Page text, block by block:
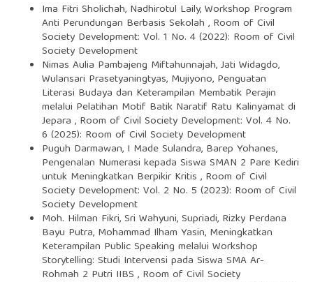
Ima Fitri Sholichah, Nadhirotul Laily,Workshop Program
Anti Perundungan Berbasis Sekolah , Room of Civil
Society Development: Vol. 1 No. 4 (2022): Room of Civil
Society Development
Nimas Aulia Pambajeng Miftahunnajah, Jati Widagdo,
Wulansari Prasetyaningtyas, Mujiyono, Penguatan
Literasi Budaya dan Keterampilan Membatik Perajin
melalui Pelatihan Motif Batik Naratif Ratu Kalinyamat di
Jepara , Room of Civil Society Development: Vol. 4 No.
6 (2025): Room of Civil Society Development
Puguh Darmawan, I Made Sulandra, Barep Yohanes,
Pengenalan Numerasi kepada Siswa SMAN 2 Pare Kediri
untuk Meningkatkan Berpikir Kritis , Room of Civil
Society Development: Vol. 2 No. 5 (2023): Room of Civil
Society Development
Moh. Hilman Fikri, Sri Wahyuni, Supriadi, Rizky Perdana
Bayu Putra, Mohammad Ilham Yasin, Meningkatkan
Keterampilan Public Speaking melalui Workshop
Storytelling: Studi Intervensi pada Siswa SMA Ar-
Rohmah 2 Putri IIBS , Room of Civil Society